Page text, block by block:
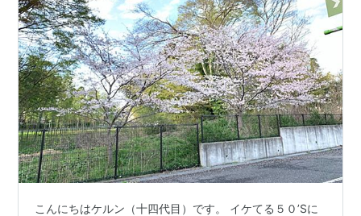
こんにちはケルン（十四代目）です。 イケてる５０’Sに